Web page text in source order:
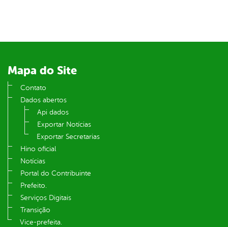
Mapa do Site
Contato
Dados abertos
Api dados
Exportar Notícias
Exportar Secretarias
Hino oficial
Notícias
Portal do Contribuinte
Prefeito.
Serviços Digitais
Transição
Vice-prefeita.